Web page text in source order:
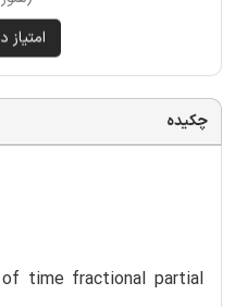
چکیده
of time fractional partial